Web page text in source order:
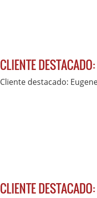
CLIENTE
Cliente destacado:
CLIENTE